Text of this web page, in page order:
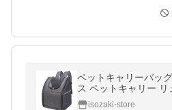
ペットキャリーバッ
ス ペットキャリー リ
犬 猫 小型犬 お出か
isozaki-store